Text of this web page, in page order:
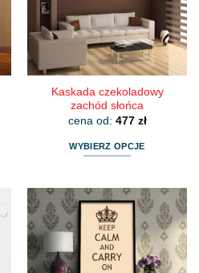
wybrać
na
stronie
produktu
Kaskada czekoladowy
zachód słońca
cena od: 477 zł
WYBIERZ OPCJE
ma
wiele
wariantów.
Opcje
można